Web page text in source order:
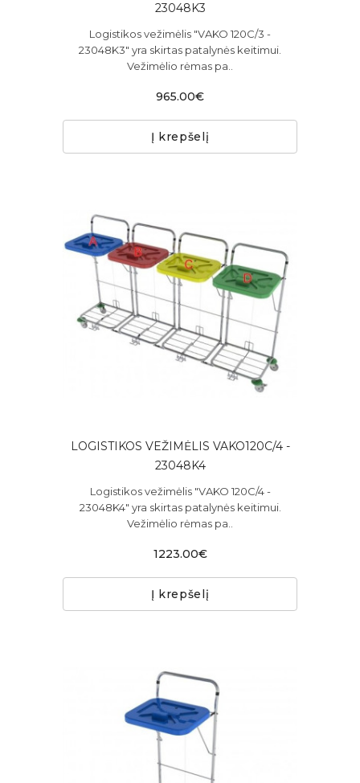
23048K3
Logistikos vežimėlis "VAKO 120C/3 -
23048K3" yra skirtas patalynės keitimui.
Vežimėlio rėmas pa..
965.00€
Į krepšelį
LOGISTIKOS VEŽIMĖLIS VAKO120C/4 -
23048K4
Logistikos vežimėlis "VAKO 120C/4 -
23048K4" yra skirtas patalynės keitimui.
Vežimėlio rėmas pa..
1223.00€
Į krepšelį